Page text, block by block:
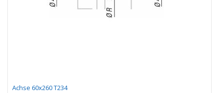
Achse 60x260 T234